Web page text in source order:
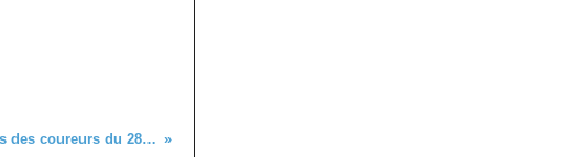
Quelques résultas des coureurs du 28 à l'extérieur